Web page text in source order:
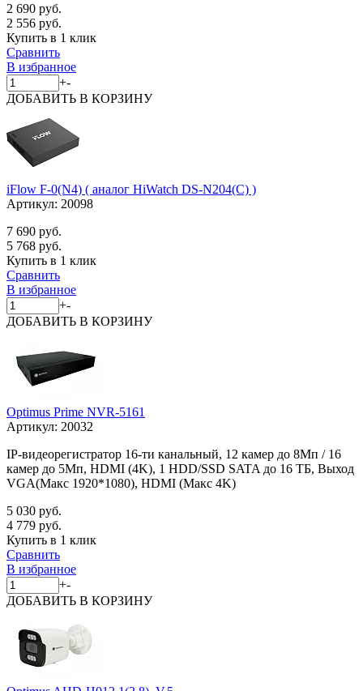
2 690 руб.
2 556 руб.
Купить в 1 клик
Сравнить
В избранное
+-
ДОБАВИТЬ В КОРЗИНУ
iFlow F-0(N4) ( аналог HiWatch DS-N204(C) )
Артикул: 20098
7 690 руб.
5 768 руб.
Купить в 1 клик
Сравнить
В избранное
+-
ДОБАВИТЬ В КОРЗИНУ
Optimus Prime NVR-5161
Артикул: 20032
IP-видеорегистратор 16-ти канальный, 12 камер до 8Мп / 16
камер до 5Мп, HDMI (4K), 1 HDD/SSD SATA до 16 ТБ, Выход
VGA(Макс 1920*1080), HDMI (Макс 4K)
5 030 руб.
4 779 руб.
Купить в 1 клик
Сравнить
В избранное
+-
ДОБАВИТЬ В КОРЗИНУ